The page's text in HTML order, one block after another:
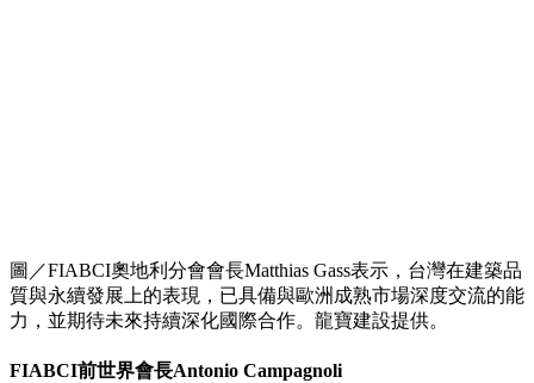
圖／FIABCI奧地利分會會長Matthias Gass表示，台灣在建築品
質與永續發展上的表現，已具備與歐洲成熟市場深度交流的能
力，並期待未來持續深化國際合作。龍寶建設提供。
FIABCI前世界會長Antonio Campagnoli